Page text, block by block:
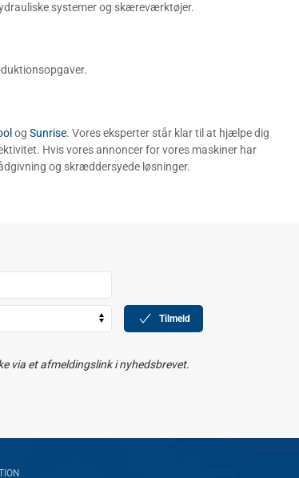
systemer og skæreværktøjer.
og Sunrise. Vores eksperter står klar til at hjælpe dig
Hvis vores annoncer for vores maskiner har
og skræddersyede løsninger.
Tilmeld
via et afmeldingslink i nyhedsbrevet.